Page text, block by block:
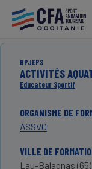
contenu
principal
BPJEPS
ACTIVITÉS
Educateur Sportif
ORGANISME DE
ASSVG
VILLE DE
Lau-Balagnas (65)